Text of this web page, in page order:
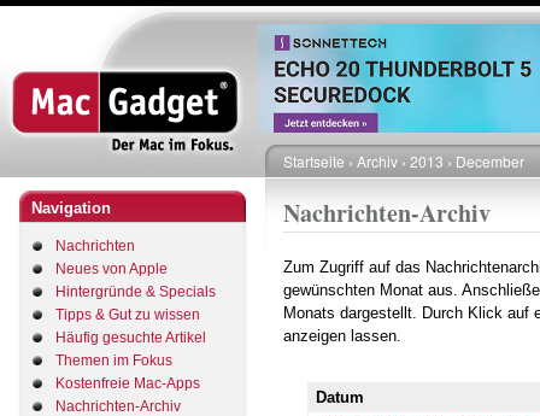
Direkt
zum
Inhalt
Navigation
Nachrichten
Neues von Apple
Hintergründe & Specials
Tipps & Gut zu wissen
Häufig gesuchte Artikel
Themen im Fokus
Kostenfreie Mac-Apps
Nachrichten-Archiv
Pfadnavigation
Startseite Archiv 2013 December
Nachrichten-Archiv
Zum Zugriff auf das
gewünschten Monat aus.
Monats dargestellt. Durch Klick auf
anzeigen lassen.
Datum